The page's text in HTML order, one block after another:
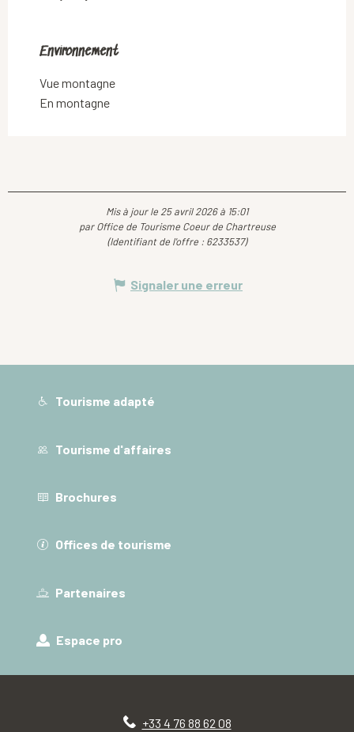
Environnement
Environnement
Vue montagne
En montagne
Mis à jour le 25 avril 2026 à 15:01
par Office de Tourisme Coeur de Chartreuse
(Identifiant de l'offre : 6233537)
Signaler une erreur
Tourisme adapté
Tourisme d'affaires
Brochures
Offices de tourisme
Partenaires
Espace pro
+33 4 76 88 62 08